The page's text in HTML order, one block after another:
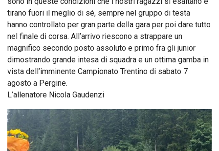
tirano fuori il meglio di sé, sempre nel gruppo di testa
hanno controllato per gran parte della gara per poi dare tutto
nel finale di corsa. All’arrivo riescono a strappare un
magnifico secondo posto assoluto e primo fra gli junior
dimostrando grande intesa di squadra e un ottima gamba in
vista dell’imminente Campionato Trentino di sabato 7
agosto a Pergine.
L’allenatore Nicola Gaudenzi